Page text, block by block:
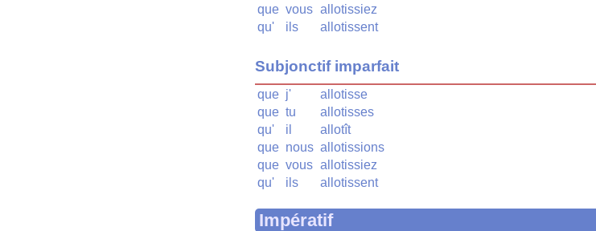
que vous allotissiez
qu'
ils allotissent
Subjonctif imparfait
que j'
allotisse
que tu
allotisses
qu'
il
allotît
que nous allotissions
que vous allotissiez
qu'
ils allotissent
Impératif